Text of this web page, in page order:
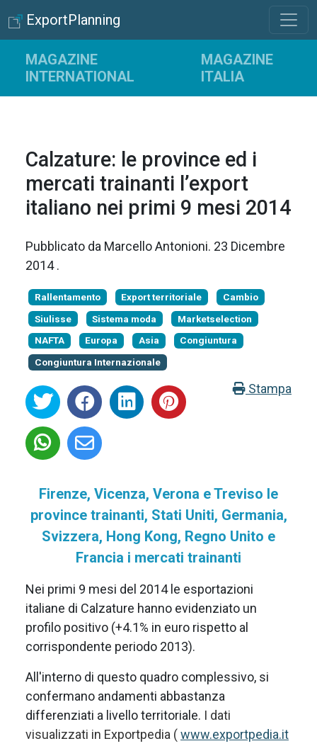
ExportPlanning
MAGAZINE
INTERNATIONAL
MAGAZINE
ITALIA
Calzature: le province ed i
mercati trainanti l’export
italiano nei primi 9 mesi 2014
Pubblicato da Marcello Antonioni. 23 Dicembre
2014.
Rallentamento Export territoriale
Cambio
Siulisse
Sistema moda
Marketselection
NAFTA
Europa Asia
Congiuntura
Congiuntura Internazionale
Stampa
Firenze, Vicenza, Verona e Treviso le
province trainanti, Stati Uniti, Germania,
Svizzera, Hong Kong, Regno Unito e
Francia i mercati trainanti
Nei primi 9 mesi del 2014 le esportazioni
italiane di Calzature hanno evidenziato un
profilo positivo (+4.1% in euro rispetto al
corrispondente periodo 2013).
All'interno di questo quadro complessivo, si
confermano andamenti abbastanza
differenziati a livello territoriale. I dati
visualizzati in Exportpedia (www.exportpedia.it